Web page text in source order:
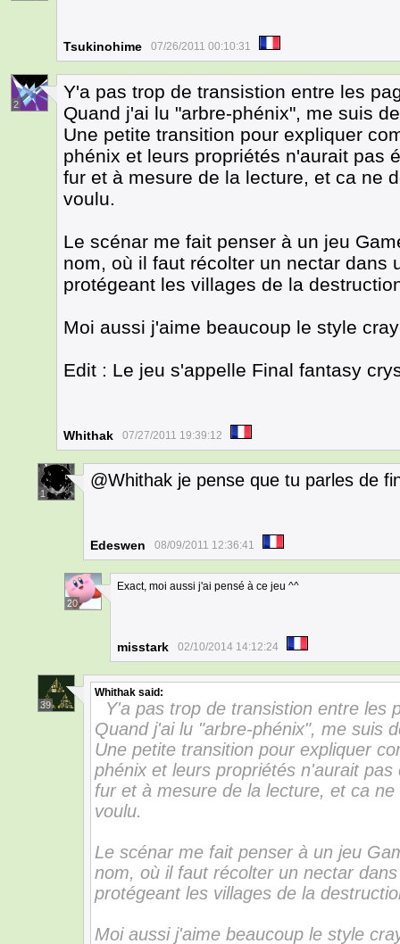
Tsukinohime 07/26/2011 00:10:31
2
Y'a pas trop de transistion entre les
Quand j'ai lu "arbre-phénix", me suis
Une petite transition pour expliquer
phénix et leurs propriétés n'aurait pas
fur et à mesure de la lecture, et ca ne
voulu.
Le scénar me fait penser à un jeu
nom, où il faut récolter un nectar dans
protégeant les villages de la
Moi aussi j'aime beaucoup le style
Edit : Le jeu s'appelle Final fantasy
Whithak 07/27/2011 19:39:12
1
@Whithak je pense que tu parles de
Edeswen 08/09/2011 12:36:41
20
Exact, moi aussi j'ai pensé à ce jeu ^^
misstark 02/10/2014 14:12:24
39
Whithak said:
Y'a pas trop de transistion entre les
Quand j'ai lu "arbre-phénix", me suis
Une petite transition pour expliquer
phénix et leurs propriétés n'aurait
fur et à mesure de la lecture, et ca
voulu.
Le scénar me fait penser à un jeu
nom, où il faut récolter un nectar
protégeant les villages de la
Moi aussi j'aime beaucoup le style